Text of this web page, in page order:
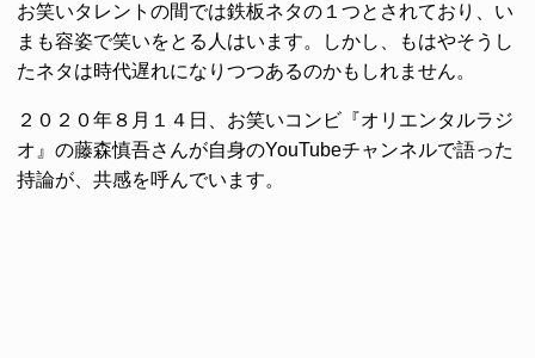
お笑いタレントの間では鉄板ネタの１つとされており、い
まも容姿で笑いをとる人はいます。しかし、もはやそうし
たネタは時代遅れになりつつあるのかもしれません。
２０２０年８月１４日、お笑いコンビ『オリエンタルラジ
オ』の藤森慎吾さんが自身のYouTubeチャンネルで語った
持論が、共感を呼んでいます。